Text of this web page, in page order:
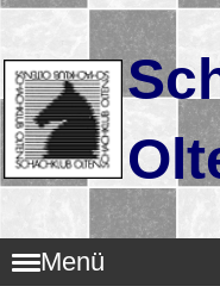
Menü